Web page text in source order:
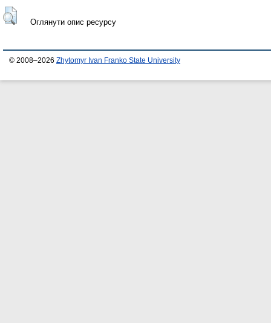
Оглянути опис ресурсу
© 2008–2026 Zhytomyr Ivan Franko State University